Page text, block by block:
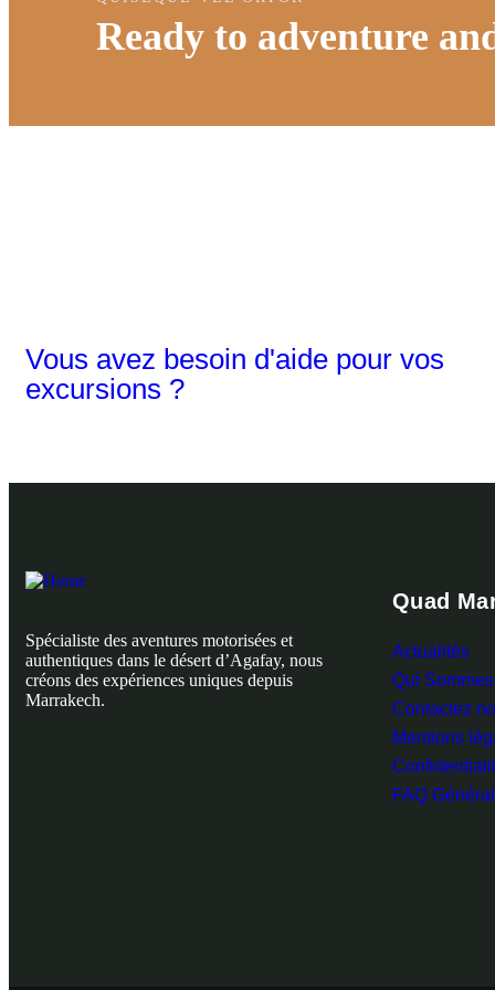
Ready to adventure
Vous avez besoin d'aide pour vos
excursions ?
Spécialiste des aventures motorisées et
authentiques dans le désert d’Agafay, nous
créons des expériences uniques depuis
Marrakech.
Quad
Actualités
Qui
Contactez
Mentions
FAQ